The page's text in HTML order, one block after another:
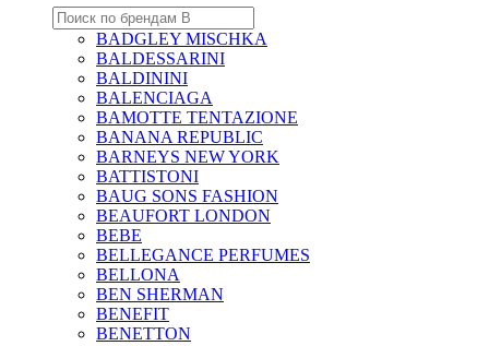
BADGLEY MISCHKA
BALDESSARINI
BALDININI
BALENCIAGA
BAMOTTE TENTAZIONE
BANANA REPUBLIC
BARNEYS NEW YORK
BATTISTONI
BAUG SONS FASHION
BEAUFORT LONDON
BEBE
BELLEGANCE PERFUMES
BELLONA
BEN SHERMAN
BENEFIT
BENETTON